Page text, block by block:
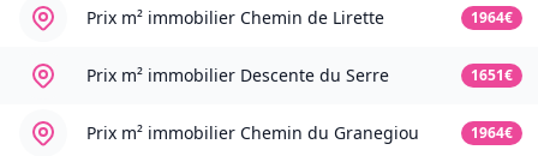
Prix m² immobilier Chemin de Lirette 1964€
Prix m² immobilier Descente du Serre 1651€
Prix m² immobilier Chemin du Granegiou 1964€